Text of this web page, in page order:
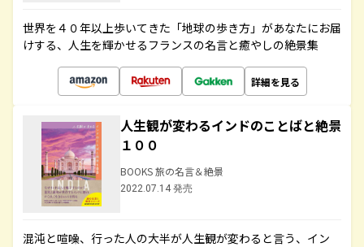
世界を４０年以上歩いてきた「地球の歩き方」があなたにお届
けする、人生を輝かせるフランスの名言と癒やしの絶景集
詳細を見る
人生観が変わるインドのことばと絶景
１００
BOOKS 旅の名言＆絶景
2022.07.14 発売
混沌と喧噪、行った人の大半が人生観が変わると言う、イン